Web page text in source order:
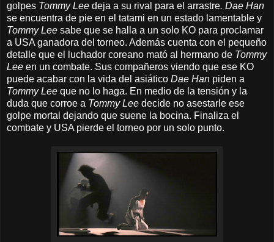
golpes Tommy Lee deja a su rival para el arrastre. Dae Han
se encuentra de pie en el tatami en un estado lamentable y
Tommy Lee sabe que se halla a un solo KO para proclamar
a USA ganadora del torneo. Además cuenta con el pequeño
detalle que el luchador coreano mató al hermano de Tommy
Lee en un combate. Sus compañeros viendo que ese KO
puede acabar con la vida del asiático Dae Han piden a
Tommy Lee que no lo haga. En medio de la tensión y la
duda que corroe a Tommy Lee decide no asestarle ese
golpe mortal dejando que suene la bocina. Finaliza el
combate y USA pierde el torneo por un solo punto.